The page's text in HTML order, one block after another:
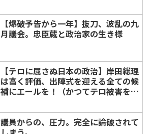
ェア】
【爆破予告から一年】抜刀、波乱の九
月議会。忠臣蔵と政治家の生き様
【テロに屈さぬ日本の政治】岸田総理
は高く評価、出陣式を迎える全ての候
補にエールを！（かつてテロ被害を受
国家全体としての警備態勢には反省す
べき点が多々ある。
議員からの、圧力。完全に論破されて